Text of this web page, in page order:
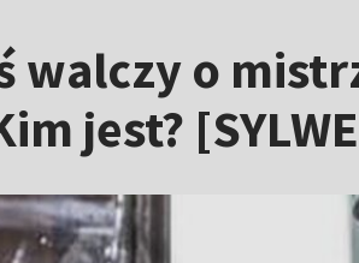
walczy o
jest?